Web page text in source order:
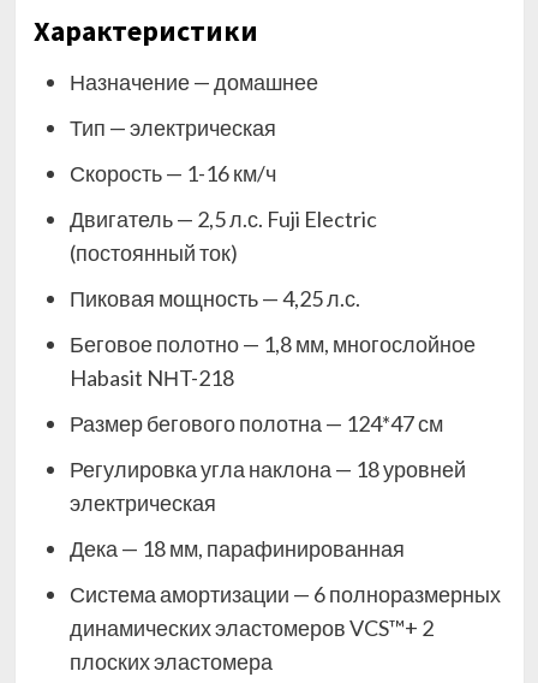
Характеристики
Назначение — домашнее
Тип — электрическая
Скорость — 1-16 км/ч
Двигатель — 2,5 л.с. Fuji Electric
(постоянный ток)
Пиковая мощность — 4,25 л.с.
Беговое полотно — 1,8 мм, многослойное
Habasit NНT-218
Размер бегового полотна — 124*47 см
Регулировка угла наклона — 18 уровней
электрическая
Дека — 18 мм, парафинированная
Система амортизации — 6 полноразмерных
динамических эластомеров VCS™+ 2
плоских эластомера